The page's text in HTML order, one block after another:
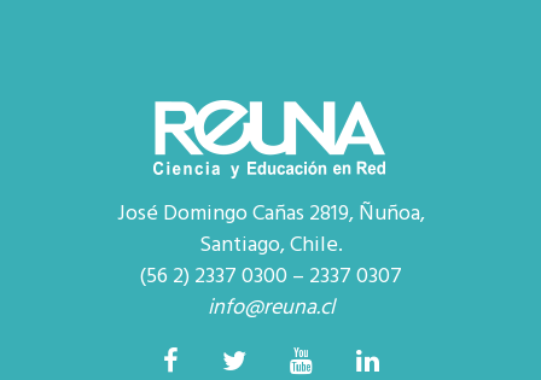
José Domingo Cañas 2819, Ñuñoa,
Santiago, Chile.
(56 2) 2337 0300 – 2337 0307
info@reuna.cl